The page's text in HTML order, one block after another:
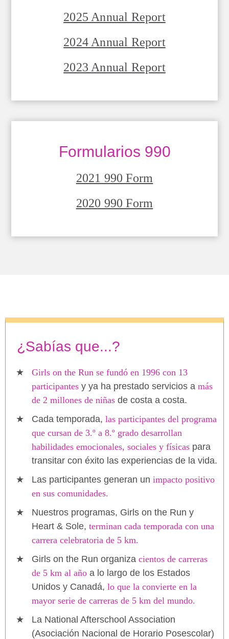
2025 Annual Report
2024 Annual Report
2023 Annual Report
Formularios 990
2021 990 Form
2020 990 Form
¿Sabías que...?
Girls on the Run se fundó en 1996 con 13
participantes y ya ha prestado servicios a más
de 2 millones de niñas de costa a costa.
Cada temporada, las participantes del programa
que cursan de 3.º a 8.º grado desarrollan
habilidades emocionales, sociales y físicas para
transitar con éxito las experiencias de la vida.
Las participantes generan un impacto positivo
en sus comunidades.
Nuestros programas, Girls on the Run y
Heart & Sole, terminan cada temporada con una
carrera celebratoria de 5 km.
Girls on the Run organiza cientos de carreras
de 5 km al año a lo largo de los Estados
Unidos y Canadá, lo que la convierte en la
mayor serie de carreras de 5 km del mundo.
La National Afterschool Association
(Asociación Nacional de Horario Posescolar)